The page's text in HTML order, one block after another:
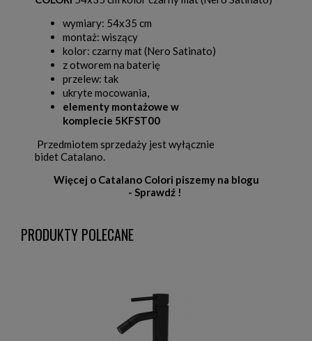
wymiary: 54x35 cm
montaż: wiszący
kolor: czarny mat (Nero Satinato)
z otworem na baterię
przelew: tak
ukryte mocowania,
elementy montażowe w
komplecie 5KFST00
Przedmiotem sprzedaży jest wyłącznie
bidet Catalano.
Więcej o Catalano Colori piszemy na blogu
- Sprawdź !
PRODUKTY POLECANE